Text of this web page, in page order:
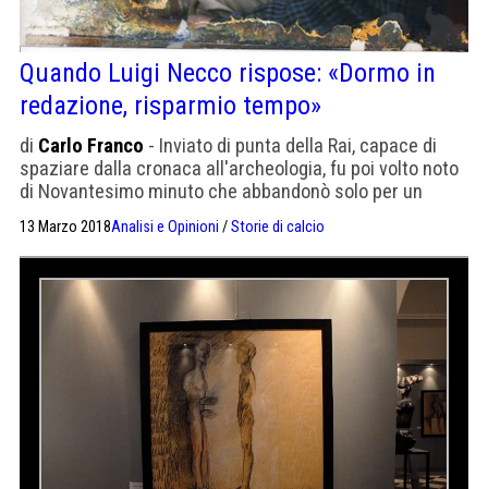
Quando Luigi Necco rispose: «Dormo in
redazione, risparmio tempo»
di Carlo Franco - Inviato di punta della Rai, capace di
spaziare dalla cronaca all'archeologia, fu poi volto noto
di Novantesimo minuto che abbandonò solo per un
incidente
13 Marzo 2018Analisi e Opinioni /Storie di calcio